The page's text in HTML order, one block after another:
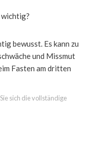
wichtig?
bewusst. Es kann zu
und Missmut
Fasten am dritten
sich die vollständige